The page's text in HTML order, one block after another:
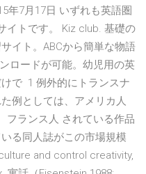
年7月17日 いずれも英語圏
イトです。 Kiz club. 基礎の
イト。ABCから簡単な物語
ロードが可能。幼児用の英
で 1 例外的にトランスナ
例としては、アメリカ人
フランス人 されている作品
る同人誌がこの市場規模
and control creativity,